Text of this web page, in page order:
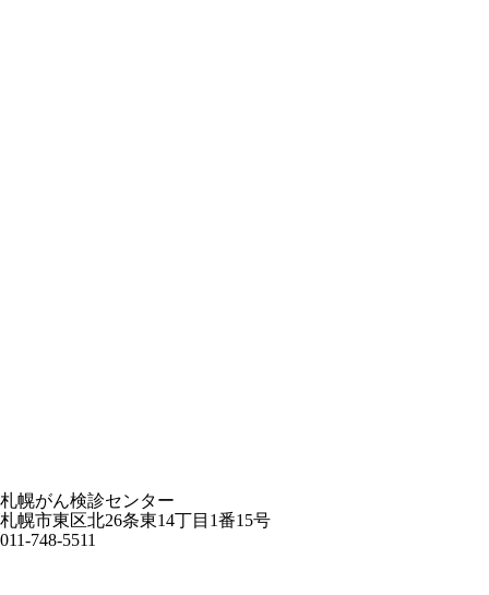
札幌がん検診センター
札幌市東区北26条東14丁目1番15号
011-748-5511